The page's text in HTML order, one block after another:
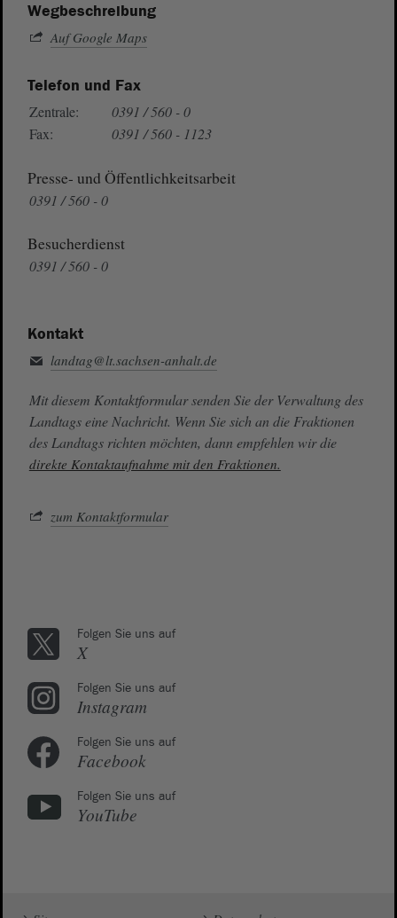
Wegbeschreibung
Auf Google Maps
Telefon und Fax
Zentrale:
0391 / 560 - 0
Fax:
0391 / 560 - 1123
Presse- und Öffentlichkeitsarbeit
0391 / 560 - 0
Besucherdienst
0391 / 560 - 0
Kontakt
landtag@lt.sachsen-anhalt.de
Mit diesem Kontaktformular senden Sie der Verwaltung des
Landtags eine Nachricht. Wenn Sie sich an die Fraktionen
des Landtags richten möchten, dann empfehlen wir die
direkte Kontaktaufnahme mit den Fraktionen.
zum Kontaktformular
Folgen Sie uns auf
X
Folgen Sie uns auf
Instagram
Folgen Sie uns auf
Facebook
Folgen Sie uns auf
YouTube